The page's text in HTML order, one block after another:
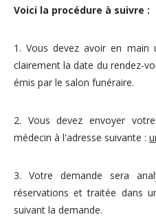
Voici la procédure à suivre :
1. Vous devez avoir en main
clairement la date du rendez-
émis par le salon funéraire.
2. Vous devez envoyer
médecin à l'adresse suivante :
3. Votre demande sera
réservations et traitée dans
suivant la demande.